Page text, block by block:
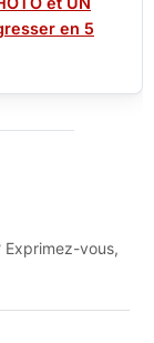
en 5
Exprimez-vous,